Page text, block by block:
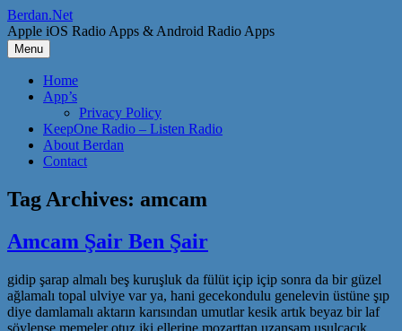
Skip
to
content
Berdan.Net
Apple iOS Radio Apps & Android Radio Apps
Menu
Home
App’s
Privacy Policy
KeepOne Radio – Listen Radio
About Berdan
Contact
Tag Archives: amcam
Amcam Şair Ben Şair
gidip şarap almalı beş kuruşluk da fülüt içip içip sonra da bir güzel
ağlamalı topal ulviye var ya, hani gecekondulu genelevin üstüne şıp
diye damlamalı aktarın karısından umutlar kesik artık beyaz bir laf
söylense memeler otuz iki ellerine mozarttan uzansam usulcacık